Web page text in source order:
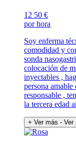
12 50 €
por hora
Soy enferma
comodidad y
sonda
colocación de
inyectables ,
persona
responsable ,
la tercera edad
+ Ver más - Ver